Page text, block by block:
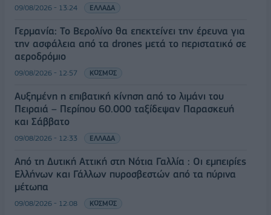
09/08/2026 - 13:24 ΕΛΛΑΔΑ
Γερμανία: Το Βερολίνο θα επεκτείνει την έρευνα για
την ασφάλεια από τα drones μετά το περιστατικό σε
αεροδρόμιο
09/08/2026 - 12:57 ΚΟΣΜΟΣ
Αυξημένη η επιβατική κίνηση από το λιμάνι του
Πειραιά – Περίπου 60.000 ταξίδεψαν Παρασκευή
και Σάββατο
09/08/2026 - 12:33 ΕΛΛΑΔΑ
Από τη Δυτική Αττική στη Νότια Γαλλία : Οι εμπειρίες
Ελλήνων και Γάλλων πυροσβεστών από τα πύρινα
μέτωπα
09/08/2026 - 12:08 ΚΟΣΜΟΣ